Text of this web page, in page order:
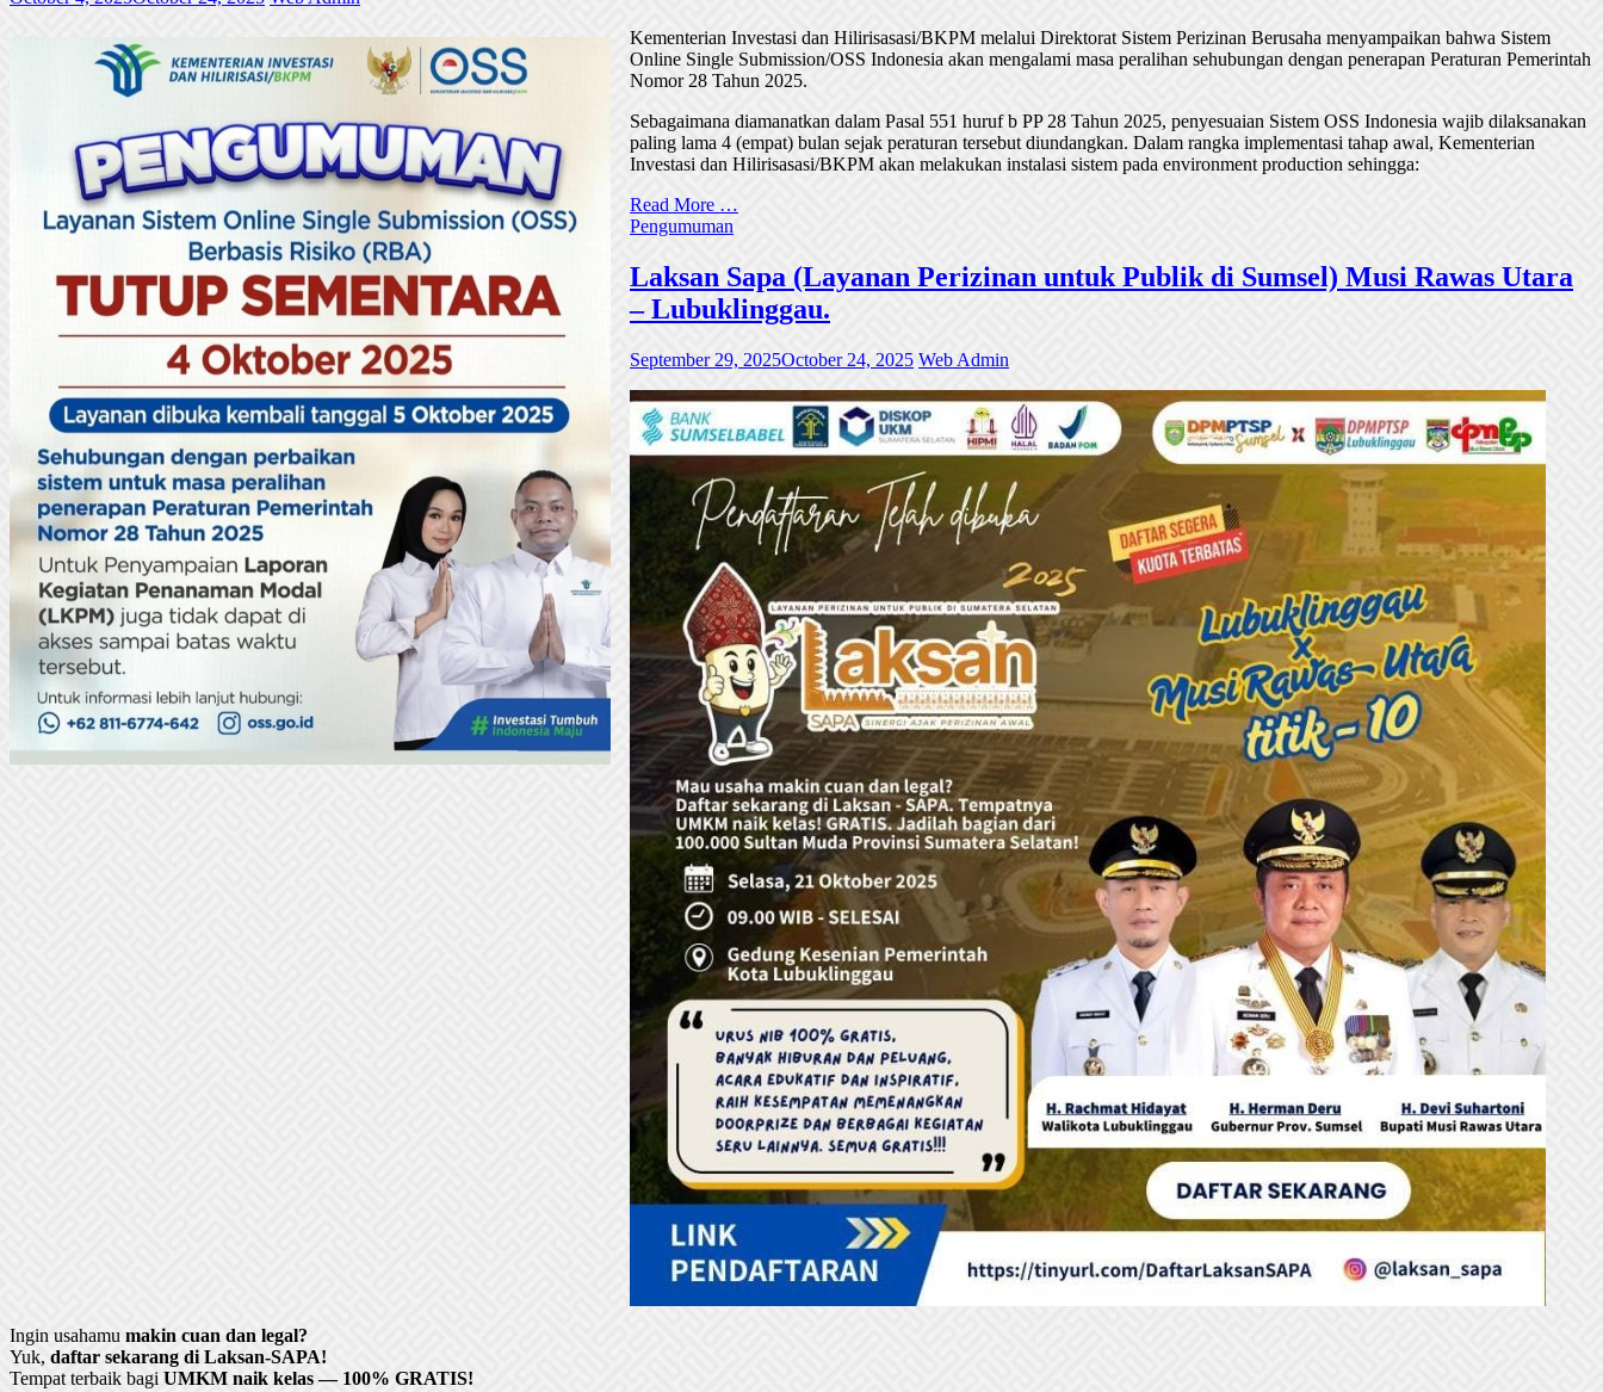
Kementerian Investasi dan Hilirisasasi/BKPM melalui Direktorat Sistem Perizinan Berusaha menyampaikan bahwa Sistem
Online Single Submission/OSS Indonesia akan mengalami masa peralihan sehubungan dengan penerapan Peraturan Pemerintah
Nomor 28 Tahun 2025.
Sebagaimana diamanatkan dalam Pasal 551 huruf b PP 28 Tahun 2025, penyesuaian Sistem OSS Indonesia wajib dilaksanakan
paling lama 4 (empat) bulan sejak peraturan tersebut diundangkan. Dalam rangka implementasi tahap awal, Kementerian
Investasi dan Hilirisasasi/BKPM akan melakukan instalasi sistem pada environment production sehingga:
Read More …
Pengumuman
Laksan Sapa (Layanan Perizinan untuk Publik di Sumsel) Musi Rawas Utara
– Lubuklinggau.
September 29, 2025October 24, 2025 Web Admin
Ingin usahamu makin cuan dan legal?
Yuk, daftar sekarang di Laksan-SAPA!
Tempat terbaik bagi UMKM naik kelas — 100% GRATIS!